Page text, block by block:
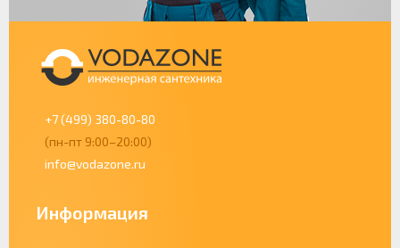
+7 (499) 380-80-80
(пн-пт 9:00–20:00)
info@vodazone.ru
Информация